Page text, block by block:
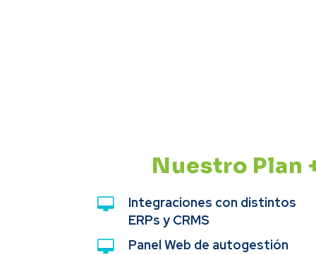
Nuestro Plan
Integraciones con distintos
ERPs y CRMS
Panel Web de autogestión